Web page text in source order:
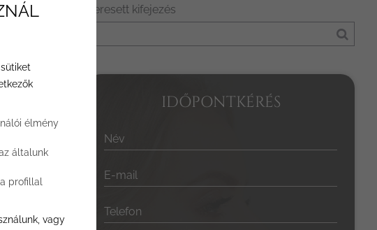
küzd a
Keresett kifejezés
IDŐPONTKÉRÉS
Név
E-mail
Telefon
élmény
általunk
profillal
vagy